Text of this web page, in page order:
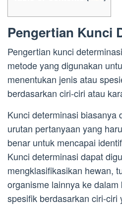
Pengertian Kunci
Pengertian kunci
metode yang digunakan
menentukan jenis atau
berdasarkan ciri-ciri atau
Kunci determinasi biasanya
urutan pertanyaan yang
benar untuk mencapai
Kunci determinasi dapat
mengklasifikasikan hewan,
organisme lainnya ke
spesifik berdasarkan ciri-ciri